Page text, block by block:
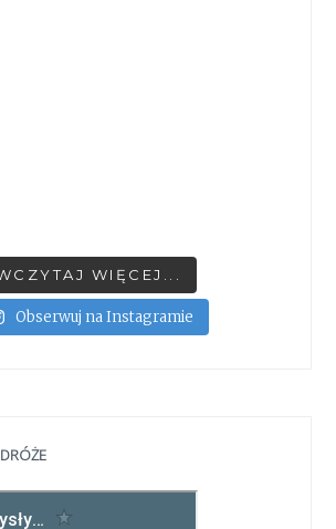
WIĘCEJ...
Obserwuj na Instagramie